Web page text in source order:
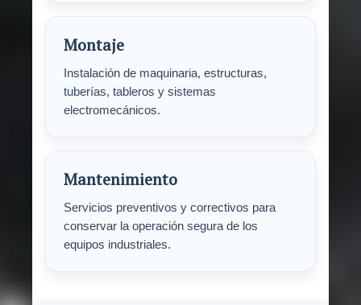
Montaje
Instalación de maquinaria, estructuras,
tuberías, tableros y sistemas
electromecánicos.
Mantenimiento
Servicios preventivos y correctivos para
conservar la operación segura de los
equipos industriales.